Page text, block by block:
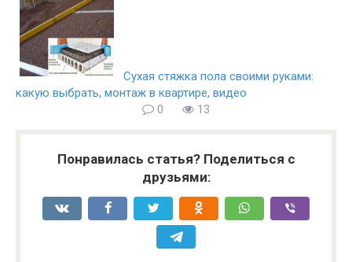
Сухая стяжка пола своими руками:
какую выбрать, монтаж в квартире, видео
0
13
Понравилась статья? Поделиться с
друзьями: